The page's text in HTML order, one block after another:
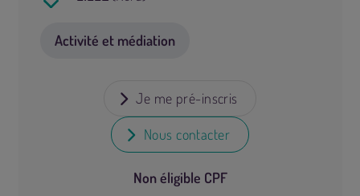
Activité et médiation
Je me pré-inscris
Nous contacter
Non éligible CPF